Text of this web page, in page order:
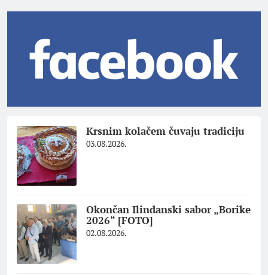
Krsnim kolačem čuvaju tradiciju
03.08.2026.
Okončan Ilindanski sabor „Borike
2026“ [FOTO]
02.08.2026.